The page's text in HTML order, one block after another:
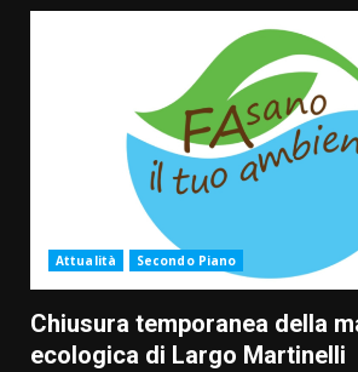
Attualità Secondo Piano
Chiusura temporanea della
ecologica di Largo Martinelli